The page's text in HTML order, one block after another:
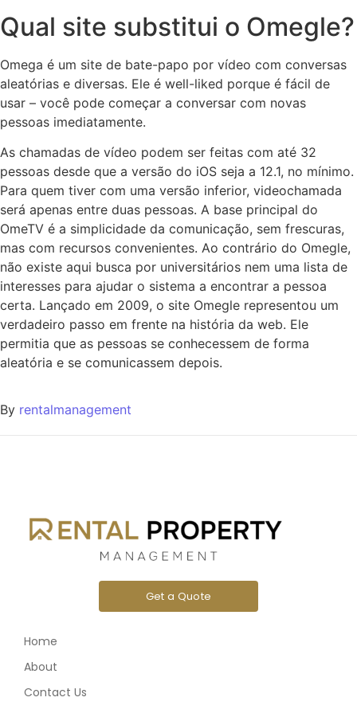
Qual site substitui o Omegle?
Omega é um site de bate-papo por vídeo com conversas
aleatórias e diversas. Ele é well-liked porque é fácil de
usar – você pode começar a conversar com novas
pessoas imediatamente.
As chamadas de vídeo podem ser feitas com até 32
pessoas desde que a versão do iOS seja a 12.1, no mínimo.
Para quem tiver com uma versão inferior, videochamada
será apenas entre duas pessoas. A base principal do
OmeTV é a simplicidade da comunicação, sem frescuras,
mas com recursos convenientes. Ao contrário do Omegle,
não existe aqui busca por universitários nem uma lista de
interesses para ajudar o sistema a encontrar a pessoa
certa. Lançado em 2009, o site Omegle representou um
verdadeiro passo em frente na história da web. Ele
permitia que as pessoas se conhecessem de forma
aleatória e se comunicassem depois.
By rentalmanagement
Get a Quote
Home
About
Contact Us